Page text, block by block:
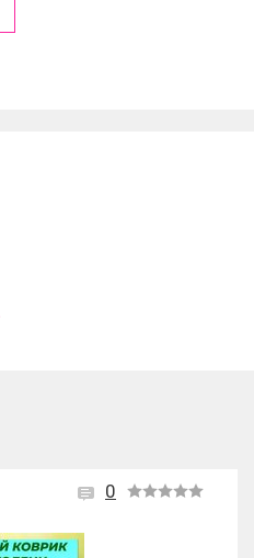
0